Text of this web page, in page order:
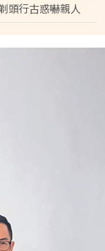
頭行古惑嚇親人